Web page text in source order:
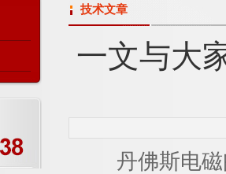
技术文章
一文与大
丹佛斯电